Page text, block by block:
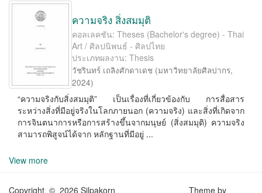
ความจริง สิ่งสมมุติ
คอลเลคชัน: Theses (Bachelor's degree) - Thai
Art / ศิลปนิพนธ์ - ศิลปไทย
ประเภทผลงาน: Thesis
วัชรินทร์ เถลิงศักดาเดช (มหาวิทยาลัยศิลปากร,
2024)
“ความจริงกับสิ่งสมมุติ” เป็นเรื่องที่เกี่ยวข้องกับ การสื่อสาร
ระหว่างสิ่งที่มีอยู่จริงในโลกภายนอก (ความจริง) และสิ่งที่เกิดจาก
การจินตนาการหรือการสร้างขึ้นจากมนุษย์ (สิ่งสมมุติ) ความจริง
สามารถพิสูจน์ได้จาก หลักฐานที่มีอยู่ ...
View more
Copyright © 2026 Silpakorn Theme by